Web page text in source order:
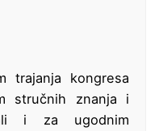
trajanja kongresa
stručnih znanja i
i za ugodnim